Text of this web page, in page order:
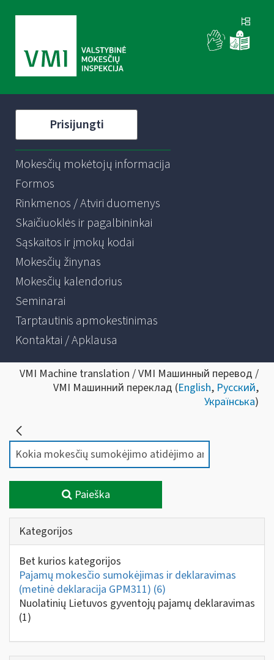
Prisijungti
Mokesčių mokėtojų informacija
Formos
Rinkmenos / Atviri duomenys
Skaičiuoklės ir pagalbininkai
Sąskaitos ir įmokų kodai
Mokesčių žinynas
Mokesčių kalendorius
Seminarai
Tarptautinis apmokestinimas
Kontaktai / Apklausa
VMI Machine translation / VMI Машинный перевод /
VMI Машинний переклад (English, Русский,
Українська)
Paieška
Kategorijos
Bet kurios kategorijos
Pajamų mokesčio sumokėjimas ir deklaravimas
(metinė deklaracija GPM311) (6)
Nuolatinių Lietuvos gyventojų pajamų deklaravimas
(1)